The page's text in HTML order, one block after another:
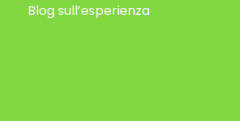
Blog sull’esperienza